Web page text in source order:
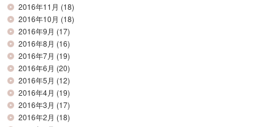
2016年11月 (18)
2016年10月 (18)
2016年9月 (17)
2016年8月 (16)
2016年7月 (19)
2016年6月 (20)
2016年5月 (12)
2016年4月 (19)
2016年3月 (17)
2016年2月 (18)